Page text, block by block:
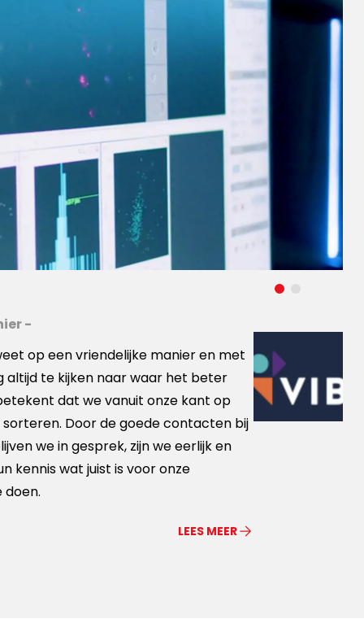
-
op een vriendelijke manier en met
altijd te kijken naar waar het beter
dat we vanuit onze kant op
Door de goede contacten bij
we in gesprek, zijn we eerlijk en
kennis wat juist is voor onze
LEES MEER